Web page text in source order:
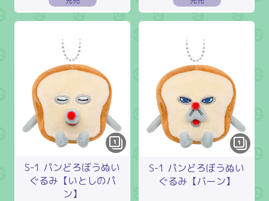
1
S-1 パンどろぼうぬい
ぐるみ【いとしのパ
ン】
1
S-1 パンどろぼうぬい
ぐるみ【バーン】